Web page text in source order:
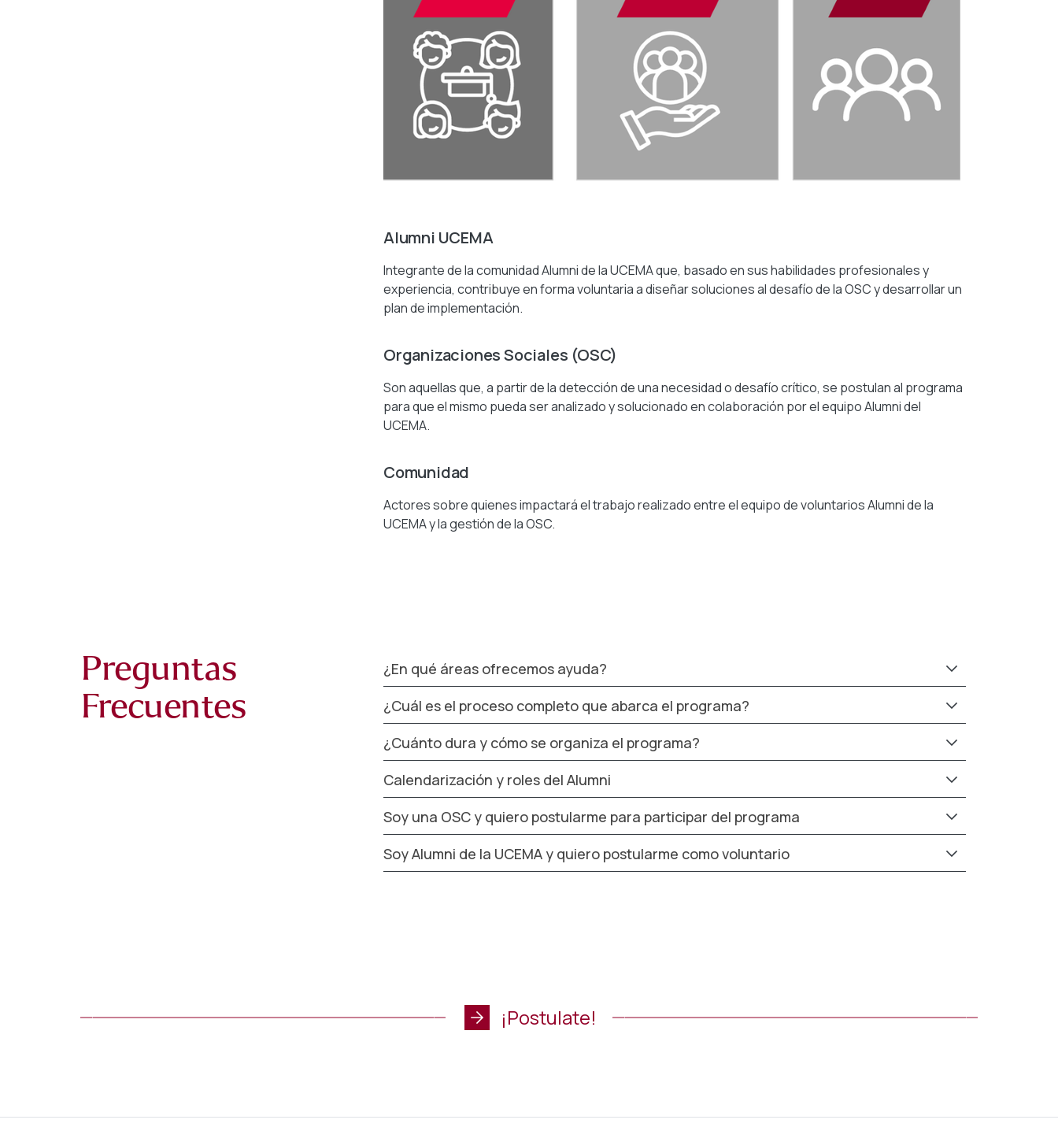
Alumni UCEMA
Integrante de la comunidad Alumni de la UCEMA que, basado en sus habilidades profesionales y
experiencia, contribuye en forma voluntaria a diseñar soluciones al desafío de la OSC y desarrollar un
plan de implementación.
Organizaciones Sociales (OSC)
Son aquellas que, a partir de la detección de una necesidad o desafío crítico, se postulan al programa
para que el mismo pueda ser analizado y solucionado en colaboración por el equipo Alumni del
UCEMA.
Comunidad
Actores sobre quienes impactará el trabajo realizado entre el equipo de voluntarios Alumni de la
UCEMA y la gestión de la OSC.
Preguntas
Frecuentes
¿En qué áreas ofrecemos ayuda?
¿Cuál es el proceso completo que abarca el programa?
¿Cuánto dura y cómo se organiza el programa?
Calendarización y roles del Alumni
Soy una OSC y quiero postularme para participar del programa
Soy Alumni de la UCEMA y quiero postularme como voluntario
¡Postulate!